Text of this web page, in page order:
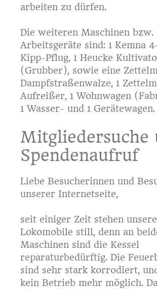
arbeiten zu dürfen.
Die weiteren Maschinen bzw.
Arbeitsgeräte sind: 1 Kemna
Kipp-Pflug, 1 Heucke
(Grubber), sowie eine
Dampfstraßenwalze, 1
Aufreißer, 1 Wohnwagen
1 Wasser- und 1 Gerätewagen.
Mitgliedersuche
Spendenaufruf
Liebe Besucherinnen und
unserer Internetseite,
seit einiger Zeit stehen unsere
Lokomobile still, denn an
Maschinen sind die Kessel
reparaturbedürftig. Die
sind sehr stark korrodiert,
kein Betrieb mehr möglich.